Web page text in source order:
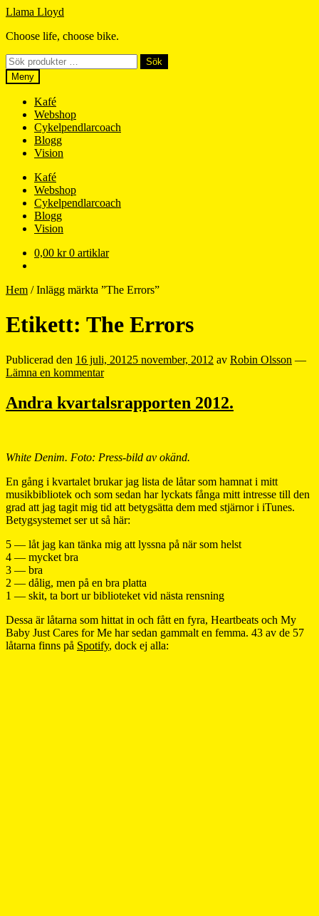
Hoppa
navigering
Hoppa
innehåll
Llama Lloyd
Choose life, choose bike.
Sök
efter:
Sök
Meny
Kafé
Webshop
Cykelpendlarcoach
Blogg
Vision
Kafé
Webshop
Cykelpendlarcoach
Blogg
Vision
0,00 kr 0 artiklar
Hem /Inlägg märkta ”The Errors”
Etikett: The Errors
Publicerad den 16 juli, 20125 november, 2012 av Robin Olsson —
Lämna en kommentar
Andra kvartalsrapporten 2012.
White Denim. Foto: Press-bild av okänd.
En gång i kvartalet brukar jag lista de låtar som hamnat i mitt
musikbibliotek och som sedan har lyckats fånga mitt intresse till den
grad att jag tagit mig tid att betygsätta dem med stjärnor i iTunes.
Betygsystemet ser ut så här:
5 — låt jag kan tänka mig att lyssna på när som helst
4 — mycket bra
3 — bra
2 — dålig, men på en bra platta
1 — skit, ta bort ur biblioteket vid nästa rensning
Dessa är låtarna som hittat in och fått en fyra, Heartbeats och My
Baby Just Cares for Me har sedan gammalt en femma. 43 av de 57
låtarna finns på Spotify, dock ej alla: